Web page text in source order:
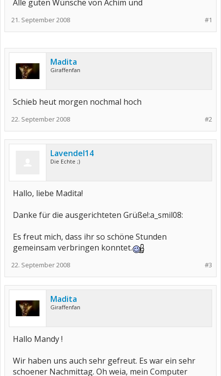
Alle guten Wünsche von Achim und
#1
21. September 2008
Madita
Giraffenfan
Schieb heut morgen nochmal hoch
#2
22. September 2008
Lavendel14
Die Echte ;)
Hallo, liebe Madita!
Danke für die ausgerichteten Grüße!:a_smil08:
Es freut mich, dass ihr so schöne Stunden
gemeinsam verbringen konntet.
#3
22. September 2008
Madita
Giraffenfan
Hallo Mandy !
Wir haben uns auch sehr gefreut. Es war ein sehr
schoener Nachmittag. Oh weia, mein Computer